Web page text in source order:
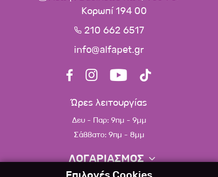
Κορωπί 194 00
210 662 6517
info@alfapet.gr
Ώρες λειτουργίας
Δευ - Παρ: 9πμ - 9μμ
Σάββατο: 9πμ - 8μμ
ΛΟΓΑΡΙΑΣΜΟΣ